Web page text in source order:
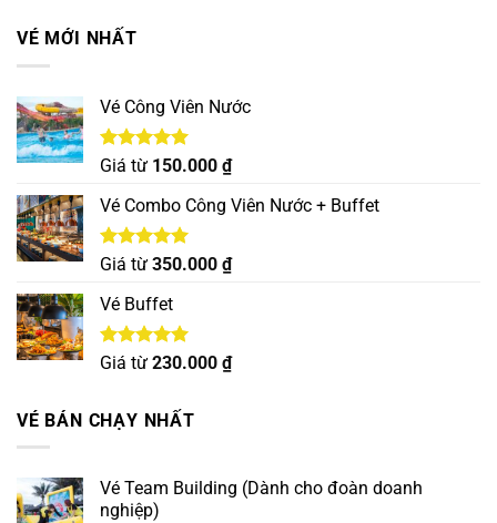
VÉ MỚI NHẤT
Vé Công Viên Nước
Được xếp
5 sao
Giá từ 150.000 ₫
Vé Combo Công Viên Nước + Buffet
Được xếp
5 sao
Giá từ 350.000 ₫
Vé Buffet
Được xếp
Giá từ 230.000 ₫
VÉ BÁN CHẠY NHẤT
Vé Team Building (Dành cho đoàn doanh
nghiệp)